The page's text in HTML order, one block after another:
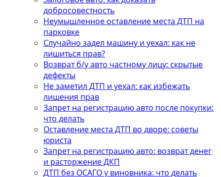
добросовестность
Неумышленное оставление места ДТП на
парковке
Случайно задел машину и уехал: как не
лишиться прав?
Возврат б/у авто частному лицу: скрытые
дефекты
Не заметил ДТП и уехал: как избежать
лишения прав
Запрет на регистрацию авто после покупки:
что делать
Оставление места ДТП во дворе: советы
юриста
Запрет на регистрацию авто: возврат денег
и расторжение ДКП
ДТП без ОСАГО у виновника: что делать